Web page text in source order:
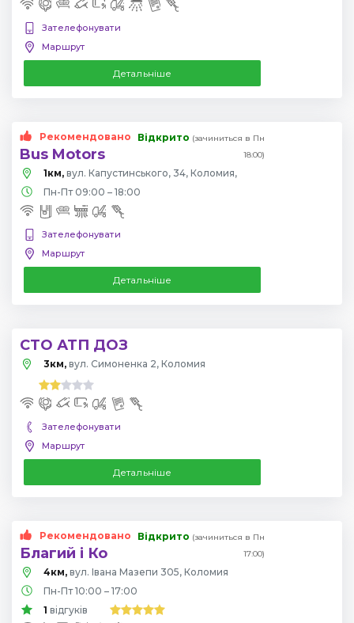
Зателефонувати
Маршрут
Детальніше
Рекомендовано
Bus Motors
Відкрито (зачиниться в Пн
18:00)
1км, вул. Капустинського, 34, Коломия,
Пн-Пт 09:00 – 18:00
Зателефонувати
Маршрут
Детальніше
СТО АТП ДОЗ
3км, вул. Симоненка 2, Коломия
Зателефонувати
Маршрут
Детальніше
Рекомендовано
Благий і Ко
Відкрито (зачиниться в Пн
17:00)
4км, вул. Івана Мазепи 305, Коломия
Пн-Пт 10:00 – 17:00
1 відгуків